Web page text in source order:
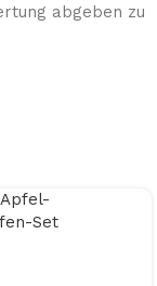
abgeben zu